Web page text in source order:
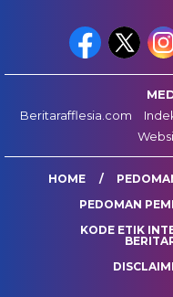
Beritarafflesia.com
HOME
PEDOMAN
KODE ETIK